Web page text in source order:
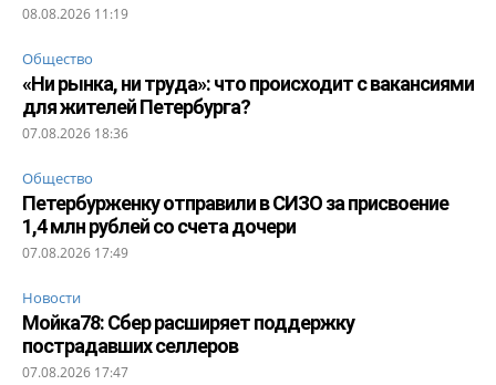
08.08.2026 11:19
Общество
«Ни рынка, ни труда»: что происходит с вакансиями
для жителей Петербурга?
07.08.2026 18:36
Общество
Петербурженку отправили в СИЗО за присвоение
1,4 млн рублей со счета дочери
07.08.2026 17:49
Новости
Мойка78: Сбер расширяет поддержку
пострадавших селлеров
07.08.2026 17:47